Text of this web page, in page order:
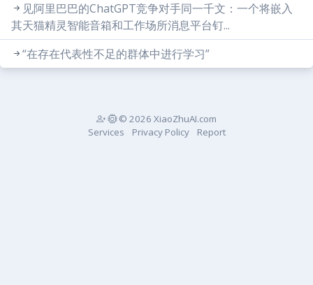
见阿里巴巴的ChatGPT竞争对手同一千文：一个将嵌入
其天猫精灵智能音箱和工作场所消息平台钉...
“在存在代表性不足的群体中进行学习”
© 2026 XiaoZhuAI.com
Services
Privacy Policy Report